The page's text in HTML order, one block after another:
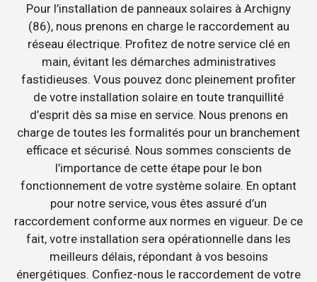
Pour l’installation de panneaux solaires à Archigny
(86), nous prenons en charge le raccordement au
réseau électrique. Profitez de notre service clé en
main, évitant les démarches administratives
fastidieuses. Vous pouvez donc pleinement profiter
de votre installation solaire en toute tranquillité
d’esprit dès sa mise en service. Nous prenons en
charge de toutes les formalités pour un branchement
efficace et sécurisé. Nous sommes conscients de
l’importance de cette étape pour le bon
fonctionnement de votre système solaire. En optant
pour notre service, vous êtes assuré d’un
raccordement conforme aux normes en vigueur. De ce
fait, votre installation sera opérationnelle dans les
meilleurs délais, répondant à vos besoins
énergétiques. Confiez-nous le raccordement de votre